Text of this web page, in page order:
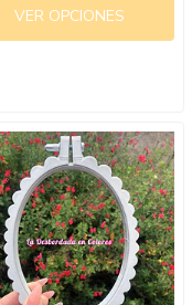
VER OPCIONES